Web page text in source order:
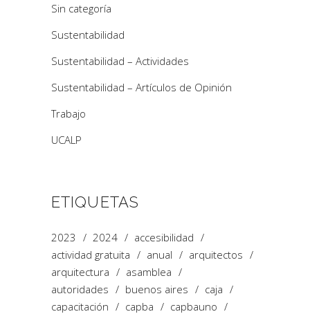
Sin categoría
Sustentabilidad
Sustentabilidad – Actividades
Sustentabilidad – Artículos de Opinión
Trabajo
UCALP
ETIQUETAS
2023 2024
accesibilidad
actividad gratuita
anual
arquitectos
arquitectura
asamblea
autoridades
buenos aires
caja
capacitación
capba
capbauno